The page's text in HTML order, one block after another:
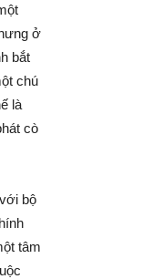
ở
bắt
chú
là
cò
bộ
tâm